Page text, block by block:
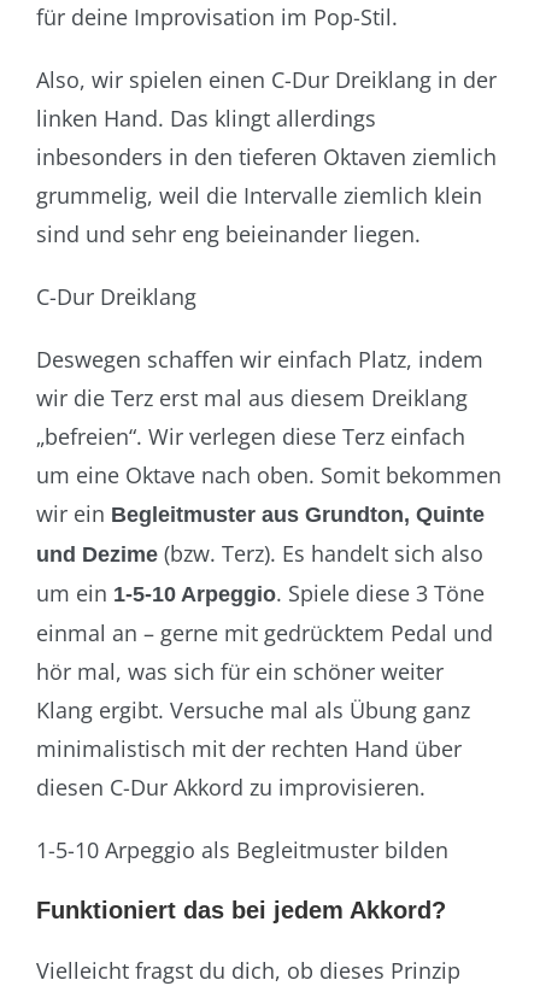
für deine Improvisation im Pop-Stil.
Also, wir spielen einen C-Dur Dreiklang in der
linken Hand. Das klingt allerdings
inbesonders in den tieferen Oktaven ziemlich
grummelig, weil die Intervalle ziemlich klein
sind und sehr eng beieinander liegen.
C-Dur Dreiklang
Deswegen schaffen wir einfach Platz, indem
wir die Terz erst mal aus diesem Dreiklang
„befreien“. Wir verlegen diese Terz einfach
um eine Oktave nach oben. Somit bekommen
wir ein Begleitmuster aus Grundton, Quinte
und Dezime (bzw. Terz). Es handelt sich also
um ein 1-5-10 Arpeggio. Spiele diese 3 Töne
einmal an – gerne mit gedrücktem Pedal und
hör mal, was sich für ein schöner weiter
Klang ergibt. Versuche mal als Übung ganz
minimalistisch mit der rechten Hand über
diesen C-Dur Akkord zu improvisieren.
1-5-10 Arpeggio als Begleitmuster bilden
Funktioniert das bei jedem Akkord?
Vielleicht fragst du dich, ob dieses Prinzip